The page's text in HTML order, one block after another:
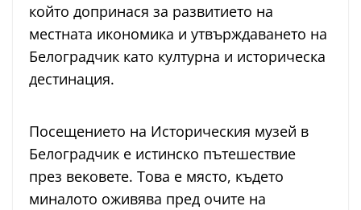
който допринася за развитието на
местната икономика и утвърждаването на
Белоградчик като културна и историческа
дестинация.
Посещението на Историческия музей в
Белоградчик е истинско пътешествие
през вековете. Това е място, където
миналото оживява пред очите на